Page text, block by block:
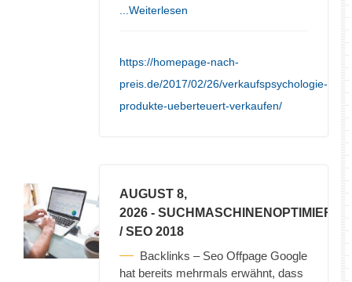
...Weiterlesen
https://homepage-nach-
preis.de/2017/02/26/verkaufspsychologie-
produkte-ueberteuert-verkaufen/
AUGUST 8,
2026 -
/ SEO 2018
Backlinks – Seo Offpage Google
hat bereits mehrmals erwähnt, dass